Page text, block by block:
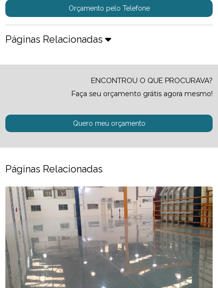
Orçamento pelo Telefone
Páginas Relacionadas
ENCONTROU O QUE PROCURAVA?
Faça seu orçamento grátis agora mesmo!
Quero meu orçamento
Páginas Relacionadas